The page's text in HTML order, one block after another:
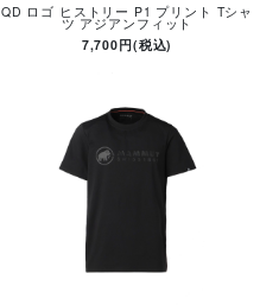
QD ロゴ ヒストリー P1 プリント Tシャ
ツ アジアンフィット
7,700円(税込)